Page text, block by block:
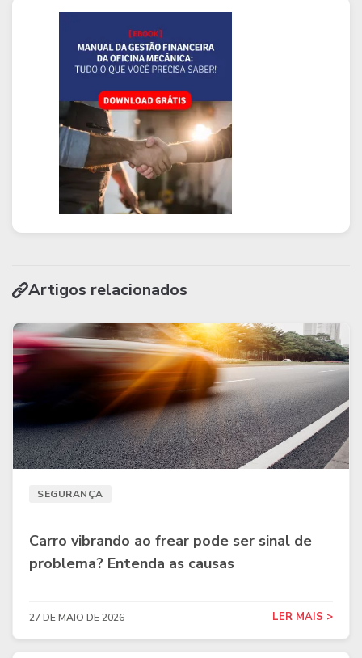
Artigos relacionados
SEGURANÇA
Carro vibrando ao frear pode ser sinal de
problema? Entenda as causas
27 DE MAIO DE 2026 LER MAIS >